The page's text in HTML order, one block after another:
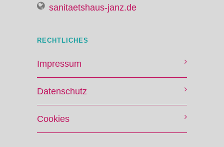
sanitaetshaus-janz.de
RECHTLICHES
Impressum
Datenschutz
Cookies